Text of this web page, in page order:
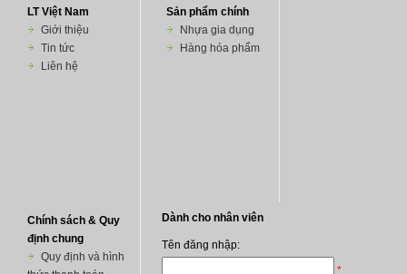
LT Việt Nam
Giới thiệu
Tin tức
Liên hệ
Sản phẩm chính
Nhựa gia dụng
Hàng hóa phẩm
Chính sách & Quy
định chung
Quy định và hình